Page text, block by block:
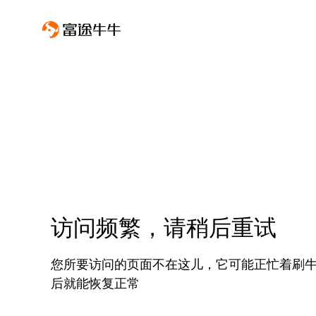
访问频繁，请稍后重试
您所要访问的页面不在这儿，它可能正忙着刷
后就能恢复正常